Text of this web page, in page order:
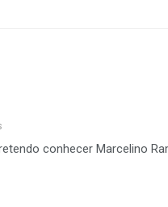
conhecer Marcelino